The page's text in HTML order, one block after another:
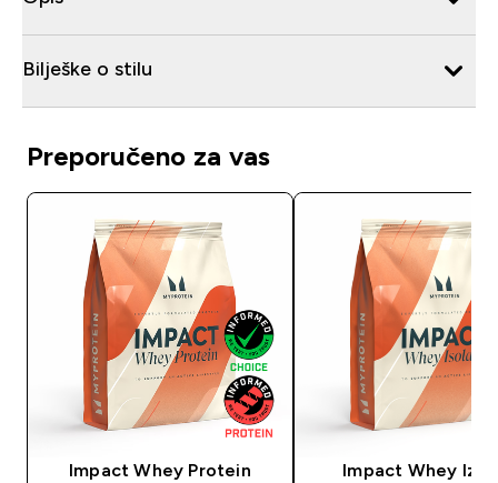
Bilješke o stilu
Preporučeno za vas
Impact Whey Protein Impact Whey